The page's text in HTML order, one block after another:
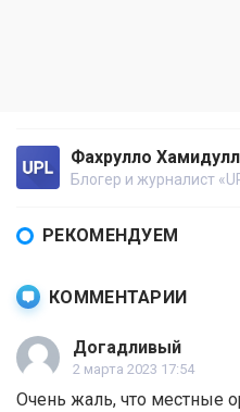
Фахрулло
Блогер и журналист
РЕКОМЕНДУЕМ
КОММЕНТАРИИ
Догадливый
2 марта 2023 17:54
Очень жаль, что местные